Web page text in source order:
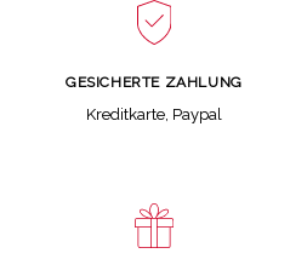
GESICHERTE ZAHLUNG
Kreditkarte, Paypal